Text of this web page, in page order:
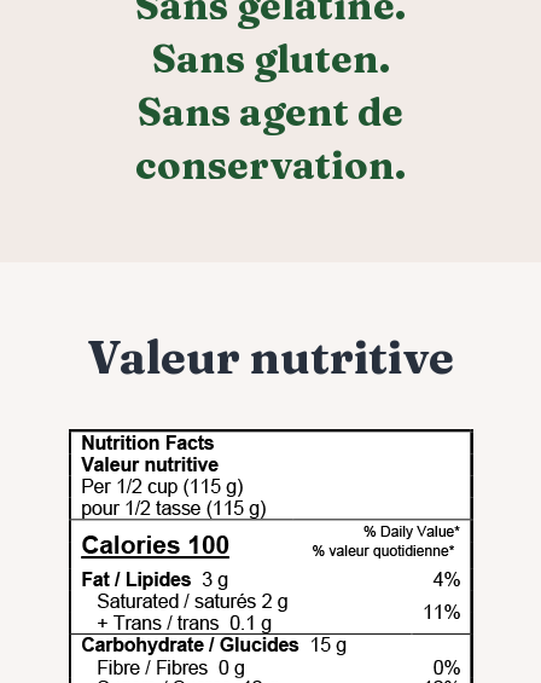
Sans gluten.
Sans agent de
conservation.
Valeur nutritive